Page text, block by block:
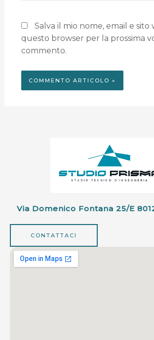
Salva il mio nome, email e sito
questo browser per la prossima
commento.
Via Domenico Fontana 25/e
CONTATTACI